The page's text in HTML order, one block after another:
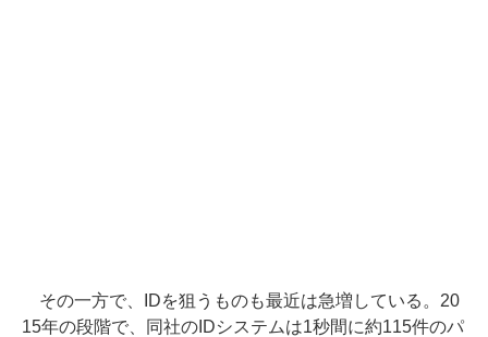
その一方で、IDを狙うものも最近は急増している。20
15年の段階で、同社のIDシステムは1秒間に約115件のパ